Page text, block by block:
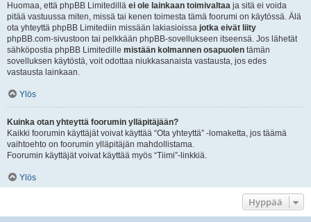
Huomaa, että phpBB Limitedillä ei ole lainkaan toimivaltaa ja sitä ei voida
pitää vastuussa miten, missä tai kenen toimesta tämä foorumi on käytössä. Älä
ota yhteyttä phpBB Limitediin missään lakiasioissa jotka eivät liity
phpBB.com-sivustoon tai pelkkään phpBB-sovellukseen itseensä. Jos lähetät
sähköpostia phpBB Limitedille mistään kolmannen osapuolen tämän
sovelluksen käytöstä, voit odottaa niukkasanaista vastausta, jos edes
vastausta lainkaan.
Ylös
Kuinka otan yhteyttä foorumin ylläpitäjään?
Kaikki foorumin käyttäjät voivat käyttää “Ota yhteyttä” -lomaketta, jos täämä
vaihtoehto on foorumin ylläpitäjän mahdollistama.
Foorumin käyttäjät voivat käyttää myös “Tiimi”-linkkiä.
Ylös
Hyppää